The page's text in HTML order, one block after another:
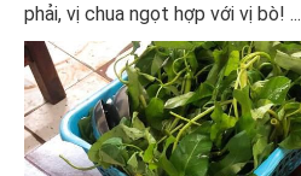
phải, vị chua ngọt hợp với vị bò! ...